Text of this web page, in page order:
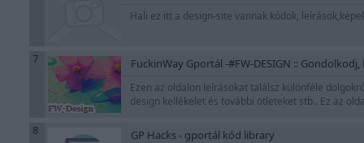
Hali ez itt a design-site vannak kódok,
7 FuckinWay Gportál -#FW-DESIGN ::
Ezen az oldalon leírásokat találsz különféle
design kellékelet és további ötleteket stb.. Ez az
8 GP Hacks - gportál kód library